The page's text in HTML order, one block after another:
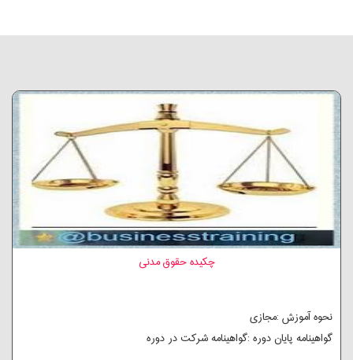
چکیده حقوق مدنی
نحوه آموزش :مجازی
گواهینامه پایان دوره :گواهینامه شرکت در دوره